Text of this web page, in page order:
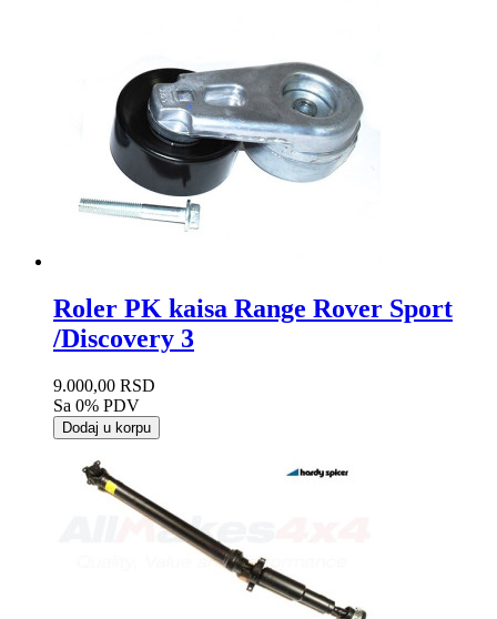
Roler PK kaisa Range Rover Sport
/Discovery 3
9.000,00 RSD
Sa 0% PDV
Dodaj u korpu